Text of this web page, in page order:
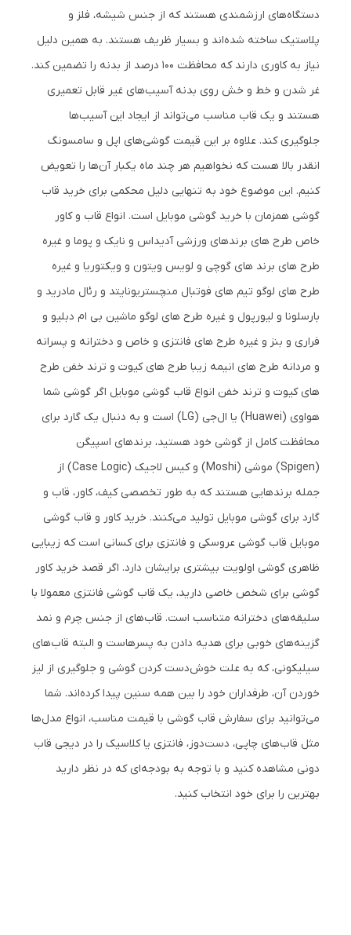
دستگاه‌های ارزشمندی هستند که از جنس شیشه، فلز و
پلاستیک ساخته ‌شده‌اند و بسیار ظریف هستند. به همین دلیل
نیاز به کاوری دارند که محافظت 100 درصد از بدنه را تضمین کند.
غر شدن و خط و خش روی بدنه آسیب‌های غیر قابل تعمیری
هستند و یک قاب مناسب می‌تواند از ایجاد این آسیب‌ها
جلوگیری ‌کند. علاوه بر این قیمت گوشی‌های اپل و سامسونگ
انقدر بالا هست که نخواهیم هر چند ماه یکبار آن‌ها را تعویض
کنیم. این موضوع خود به تنهایی دلیل محکمی برای خرید قاب
گوشی همزمان با خرید گوشی موبایل است. انواع قاب و کاور
خاص طرح های برندهای ورزشی آدیداس و نایک و پوما و غیره
طرح های برند های گوچی و لویس ویتون و ویکتوریا و غیره
طرح های لوگو تیم های فوتبال منچستریونایتد و رئال مادرید و
بارسلونا و لیورپول و غیره طرح های لوگو ماشین بی ام دبلیو و
فراری و بنز و غیره طرح های فانتزی و خاص و دخترانه و پسرانه
و مردانه طرح های انیمه زیبا طرح های کیوت و ترند خفن طرح
های کیوت و ترند خفن انواع قاب گوشی موبایل اگر گوشی شما
هواوی (Huawei) یا ال‌جی (LG) است و به دنبال یک گارد برای
محافظت کامل از گوشی خود هستید، برندهای اسپیگن
(Spigen) موشی (Moshi) و کیس لاجیک (Case Logic) از
جمله برندهایی هستند که به طور تخصصی کیف، کاور، قاب و
گارد برای گوشی موبایل تولید می‌کنند. خرید کاور و قاب گوشی
موبایل قاب گوشی عروسکی و فانتزی برای کسانی است که زیبایی
ظاهری گوشی اولویت بیشتری برایشان دارد. اگر قصد خرید کاور
گوشی برای شخص خاصی دارید، یک قاب گوشی فانتزی معمولا با
سلیقه‌های دخترانه متناسب است. قاب‌های از جنس چرم و نمد
گزینه‌های خوبی برای هدیه دادن به پسرهاست و البته قاب‌های
سیلیکونی، که به علت خوش‌دست کردن گوشی و جلوگیری از لیز
خوردن آن،‌‌ طرفداران خود را بین همه سنین پیدا کرده‌اند. شما
می‌توانید برای سفارش قاب گوشی با قیمت مناسب، انواع مدل‌ها
مثل قاب‌های چاپی، دست‌دوز، فانتزی یا کلاسیک را در دیجی قاب
دونی مشاهده کنید و با توجه به بودجه‌ای که در نظر دارید
بهترین را برای خود انتخاب کنید.